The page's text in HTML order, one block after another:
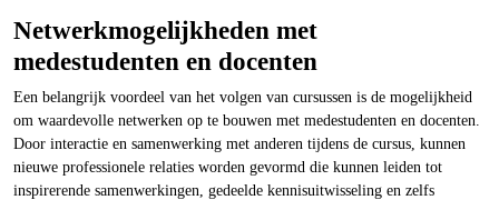
Netwerkmogelijkheden met
medestudenten en docenten
Een belangrijk voordeel van het volgen van cursussen is de mogelijkheid
om waardevolle netwerken op te bouwen met medestudenten en docenten.
Door interactie en samenwerking met anderen tijdens de cursus, kunnen
nieuwe professionele relaties worden gevormd die kunnen leiden tot
inspirerende samenwerkingen, gedeelde kennisuitwisseling en zelfs